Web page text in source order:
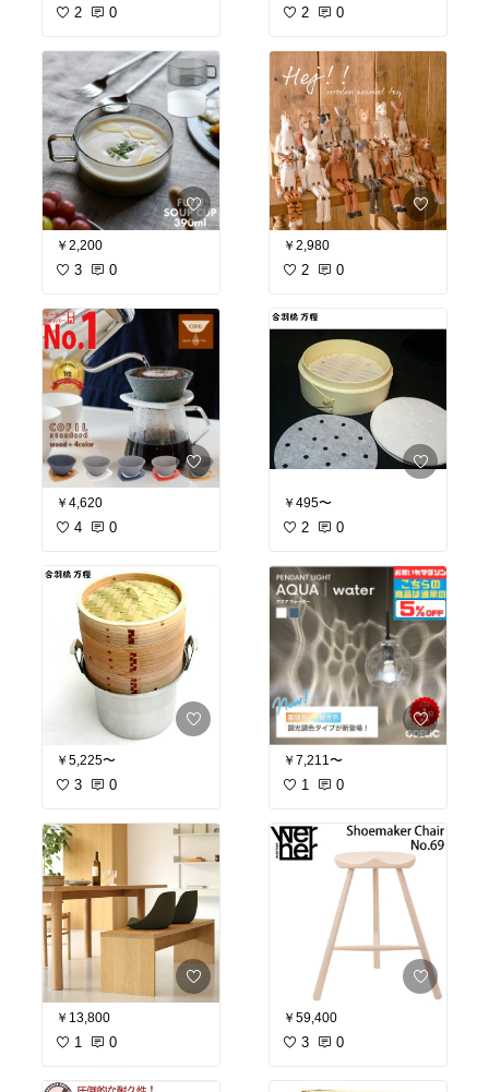
2 0
￥2,200
3 0
￥4,620
4 0
￥5,225〜
3 0
￥13,800
1 0
2 0
￥2,980
2 0
￥495〜
2 0
￥7,211〜
1 0
￥59,400
3 0